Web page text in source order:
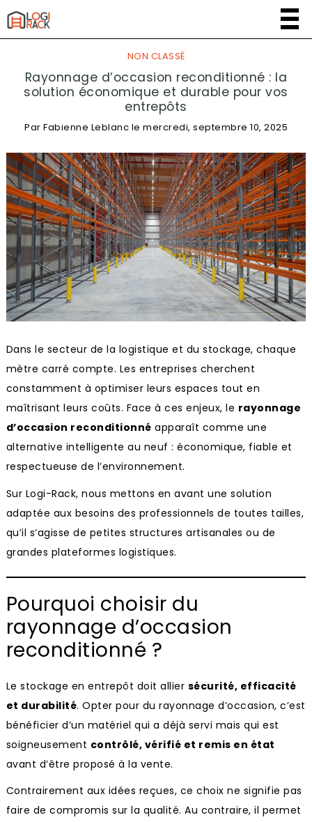
NON CLASSÉ
Rayonnage d’occasion reconditionné : la
solution économique et durable pour vos
entrepôts
Par Fabienne Leblanc le mercredi, septembre 10, 2025
Dans le secteur de la logistique et du stockage, chaque
mètre carré compte. Les entreprises cherchent
constamment à optimiser leurs espaces tout en
maîtrisant leurs coûts. Face à ces enjeux, le rayonnage
d’occasion reconditionné apparaît comme une
alternative intelligente au neuf : économique, fiable et
respectueuse de l’environnement.
Sur Logi-Rack, nous mettons en avant une solution
adaptée aux besoins des professionnels de toutes tailles,
qu’il s’agisse de petites structures artisanales ou de
grandes plateformes logistiques.
Pourquoi choisir du
rayonnage d’occasion
reconditionné ?
Le stockage en entrepôt doit allier sécurité, efficacité
et durabilité. Opter pour du rayonnage d’occasion, c’est
bénéficier d’un matériel qui a déjà servi mais qui est
soigneusement contrôlé, vérifié et remis en état
avant d’être proposé à la vente.
Contrairement aux idées reçues, ce choix ne signifie pas
faire de compromis sur la qualité. Au contraire, il permet